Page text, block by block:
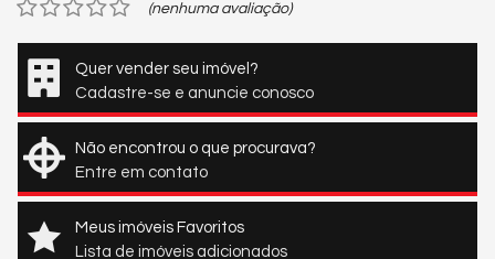
(nenhuma avaliação)
Quer vender seu imóvel?
Cadastre-se e anuncie conosco
Não encontrou o que procurava?
Entre em contato
Meus imóveis Favoritos
Lista de imóveis adicionados